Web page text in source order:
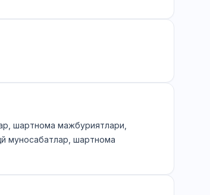
шартнома мажбуриятлари,
муносабатлар, шартнома